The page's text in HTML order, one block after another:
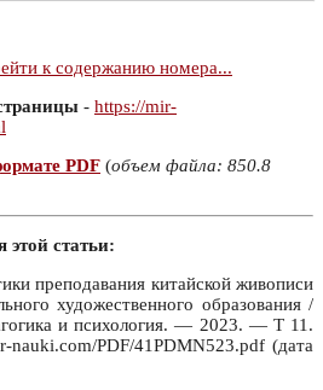
к содержанию номера...
- https://mir-
PDF (объем файла: 850.8
статьи:
преподавания китайской живописи
художественного образования /
и психология. — 2023. — Т 11.
PDF/41PDMN523.pdf (дата